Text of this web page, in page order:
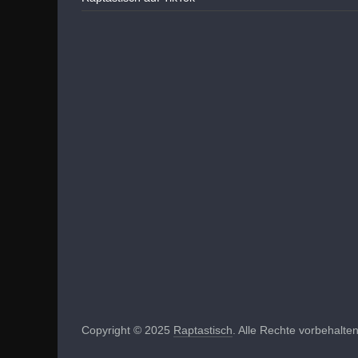
Copyright © 2025 Raptastisch . Alle Rechte